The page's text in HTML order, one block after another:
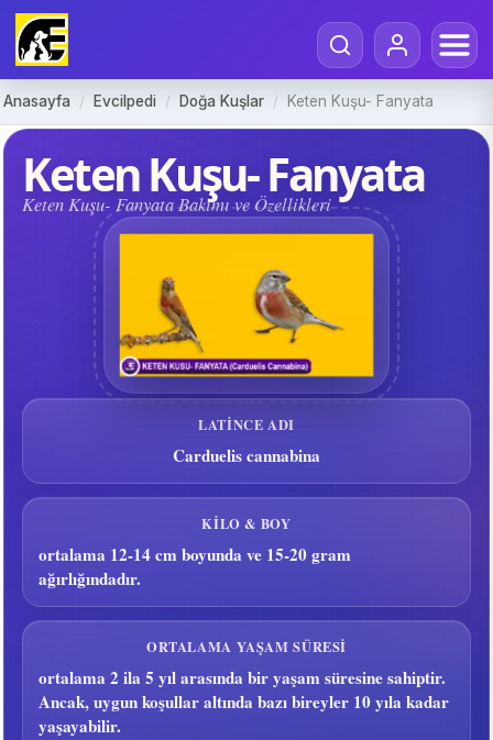
Anasayfa / Evcilpedi / Doğa Kuşlar / Keten Kuşu- Fanyata
Keten Kuşu- Fanyata
Keten Kuşu- Fanyata Bakımı ve Özellikleri
LATINCE ADI
Carduelis cannabina
KILO & BOY
ortalama 12-14 cm boyunda ve 15-20 gram
ağırlığındadır.
ORTALAMA YAŞAM SÜRESI
ortalama 2 ila 5 yıl arasında bir yaşam süresine sahiptir.
Ancak, uygun koşullar altında bazı bireyler 10 yıla kadar
yaşayabilir.